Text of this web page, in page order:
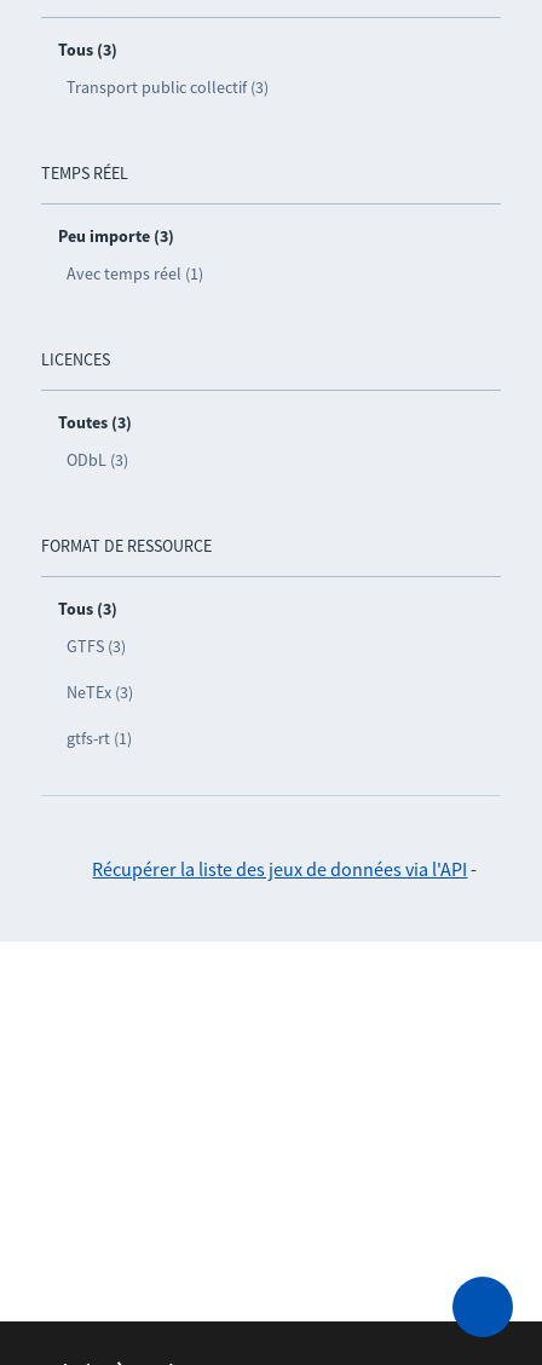
Tous (3)
Transport public collectif (3)
TEMPS RÉEL
Peu importe (3)
Avec temps réel (1)
LICENCES
Toutes (3)
ODbL (3)
FORMAT DE RESSOURCE
Tous (3)
GTFS (3)
NeTEx (3)
gtfs-rt (1)
Récupérer la liste des jeux de données via l'API -